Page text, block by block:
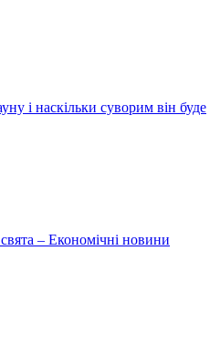
і наскільки суворим він буде
– Економічні новини